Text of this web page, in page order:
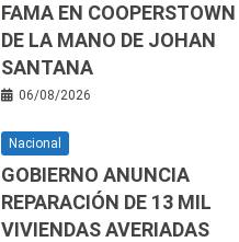
FAMA EN COOPERSTOWN
DE LA MANO DE JOHAN
SANTANA
06/08/2026
Nacional
GOBIERNO ANUNCIA
REPARACIÓN DE 13 MIL
VIVIENDAS AVERIADAS